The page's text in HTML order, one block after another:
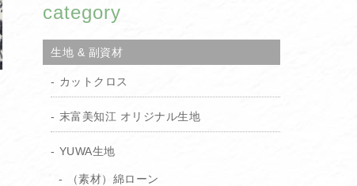
category
生地 & 副資材
カットクロス
末富美知江 オリジナル生地
YUWA生地
（素材）綿ローン